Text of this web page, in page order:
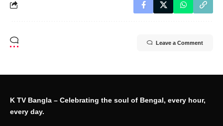
Leave a Comment
K TV Bangla – Celebrating the soul of Bengal, every hour,
every day.